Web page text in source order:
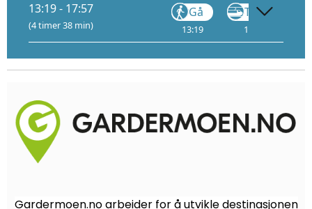
13:19 - 17:57
(4 timer 38 min)
Gå
13:19
Tog R60
13:20
Gardermoen.no arbeider for å utvikle destinasjonen